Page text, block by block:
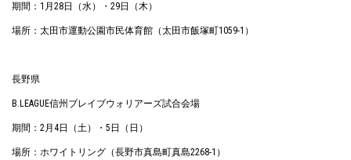
期間：1月28日（水）・29日（木）
場所：太田市運動公園市民体育館（太田市飯塚町1059-1）
長野県
B.LEAGUE信州ブレイブウォリアーズ試合会場
期間：2月4日（土）・5日（日）
場所：ホワイトリング（長野市真島町真島2268-1）